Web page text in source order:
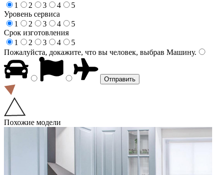
1
2 3 4
5
Уровень сервиса
1
2 3 4
5
Срок изготовления
1
2 3 4
5
Пожалуйста, докажите, что вы человек, выбрав Машину.
Похожие модели